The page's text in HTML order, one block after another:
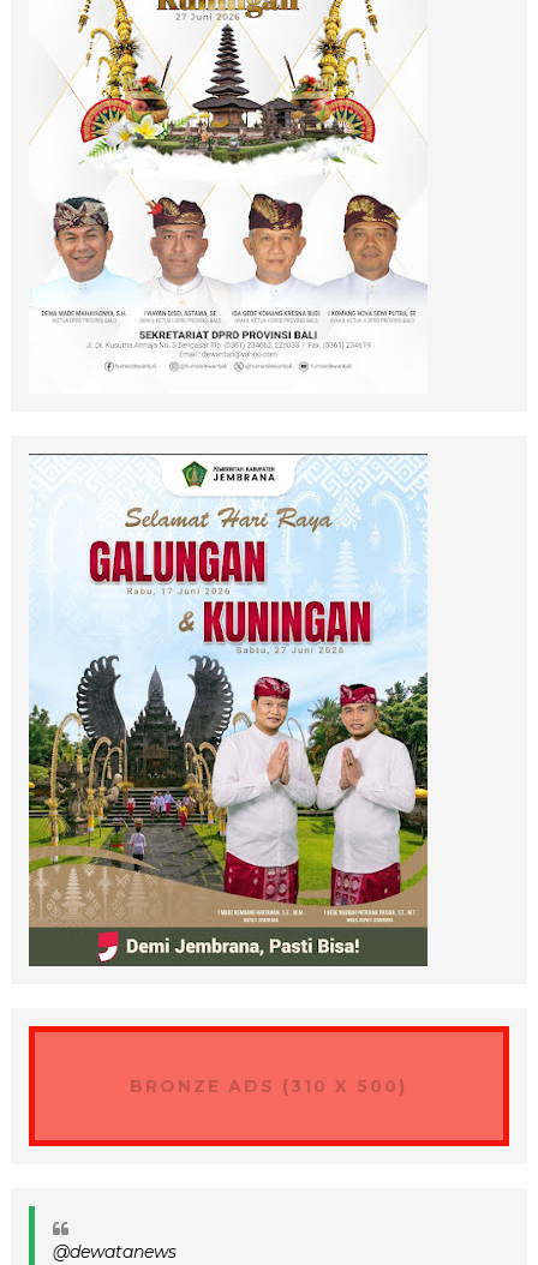
BRONZE ADS (310 X 500)
@dewatanews